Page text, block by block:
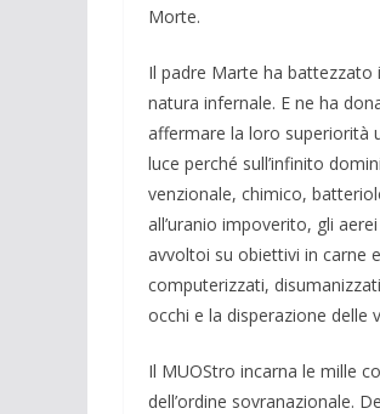
Morte.
Il padre Marte ha battezzato
natura infernale. E ne ha
affermare la loro supe­riorità
luce perché sull’infinito
venzionale, chimico,
all’uranio impoverito, gli
avvoltoi su obiettivi in carne
computerizzati,
oc­chi e la disperazione delle
Il MUOStro incarna le mille
dell’ordine sovrana­zionale.